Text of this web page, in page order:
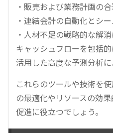
・販売および業務計画の
・連結会計の自動化とシ
・人材不足の戦略的な解
キャッシュフローを包括
活用した高度な予測分析
これらのツールや技術を
の最適化やリソースの効
促進に役立つでしょう。